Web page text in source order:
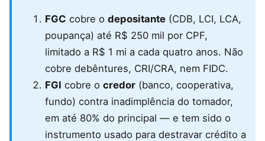
FGC cobre o depositante (CDB, LCI, LCA,
poupança) até R$ 250 mil por CPF,
limitado a R$ 1 mi a cada quatro anos. Não
cobre debêntures, CRI/CRA, nem FIDC.
FGI cobre o credor (banco, cooperativa,
fundo) contra inadimplência do tomador,
em até 80% do principal — e tem sido o
instrumento usado para destravar crédito a